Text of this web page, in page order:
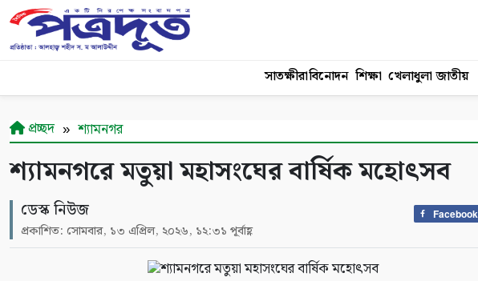
সাতক্ষীরাবিনোদন শিক্ষা খেলাধুলা জাতীয়
প্রচ্ছদ শ্যামনগর
শ্যামনগরে মতুয়া মহাসংঘের বার্ষিক মহোৎসব
ডেস্ক নিউজ
প্রকাশিত: সোমবার, ১৩ এপ্রিল, ২০২৬, ১২:৩১ পূর্বাহ্ণ
Facebook